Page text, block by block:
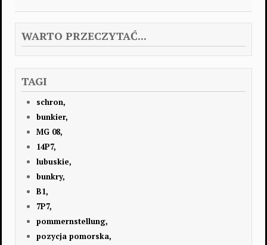
WARTO PRZECZYTAĆ...
TAGI
schron,
bunkier,
MG 08,
14P7,
lubuskie,
bunkry,
B1,
7P7,
pommernstellung,
pozycja pomorska,